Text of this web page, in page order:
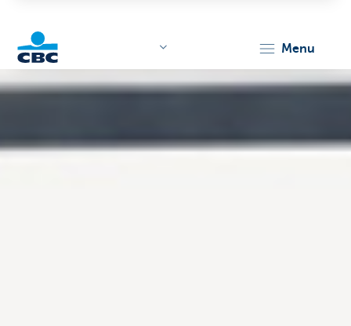
KBC
menu